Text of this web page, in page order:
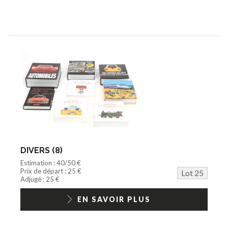
DIVERS (8)
Estimation : 40/50 €
Prix de départ : 25 €
Lot 25
Adjugé : 25 €
EN SAVOIR PLUS